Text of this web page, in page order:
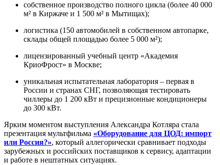
собственное производство полного цикла (более 40 000
м² в Киржаче и 1 500 м² в Мытищах);
логистика (150 автомобилей в собственном автопарке,
склады общей площадью более 5 000 м²);
лицензированный учебный центр «Академия
КриоФрост» в Москве;
уникальная испытательная лаборатория – первая в
России и странах СНГ, позволяющая тестировать
чиллеры до 1 200 кВт и прецизионные кондиционеры
до 300 кВт.
Ярким моментом выступления Александра Котляра стала
презентация мультфильма «Оборудование для ЦОД: импорт
или Россия?», который аллегорически сравнивает подходы
зарубежных и российских поставщиков к сервису, адаптации
и работе в нештатных ситуациях.